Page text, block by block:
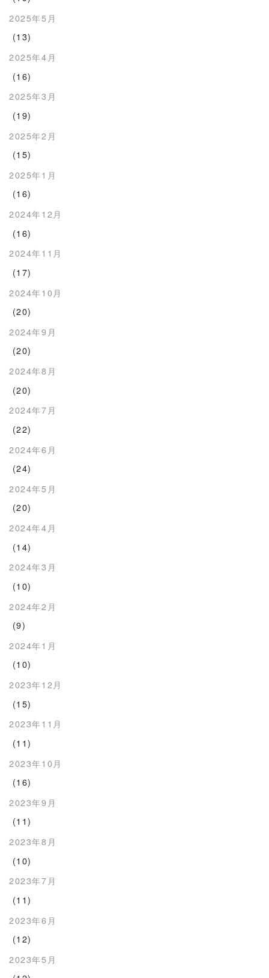
2025年5月
(13)
2025年4月
(16)
2025年3月
(19)
2025年2月
(15)
2025年1月
(16)
2024年12月
(16)
2024年11月
(17)
2024年10月
(20)
2024年9月
(20)
2024年8月
(20)
2024年7月
(22)
2024年6月
(24)
2024年5月
(20)
2024年4月
(14)
2024年3月
(10)
2024年2月
(9)
2024年1月
(10)
2023年12月
(15)
2023年11月
(11)
2023年10月
(16)
2023年9月
(11)
2023年8月
(10)
2023年7月
(11)
2023年6月
(12)
2023年5月